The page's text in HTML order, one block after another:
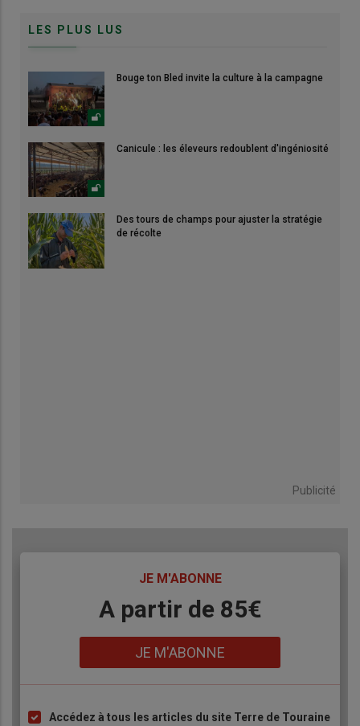
LES PLUS LUS
Bouge ton Bled invite la culture à la campagne
Canicule : les éleveurs redoublent d'ingéniosité
Des tours de champs pour ajuster la stratégie
de récolte
Publicité
JE M'ABONNE
A partir de 85€
JE M'ABONNE
ListeAccédez à tous les articles du site Terre de Touraine